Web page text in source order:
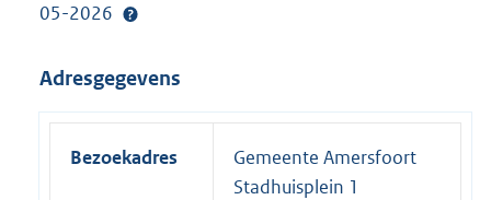
05-2026
Adresgegevens
Bezoekadres
Gemeente Amersfoort
Stadhuisplein 1